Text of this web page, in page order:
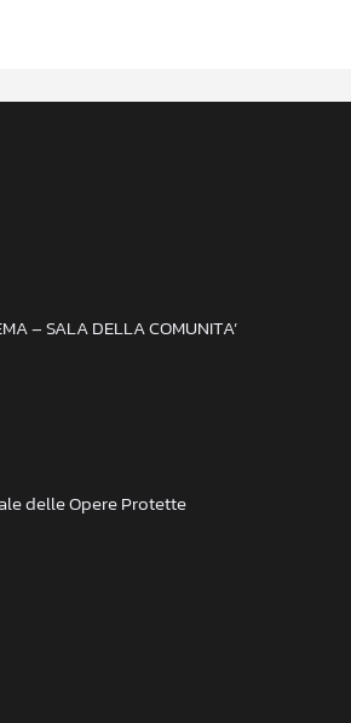
– SALA DELLA COMUNITA’
delle Opere Protette